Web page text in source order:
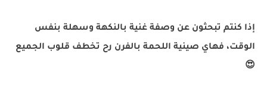
إذا كنتم تبحثون عن وصفة غنية بالنكهة وسهلة بنفس
الوقت، فهاي صينية اللحمة بالفرن رح تخطف قلوب الجميع
😍